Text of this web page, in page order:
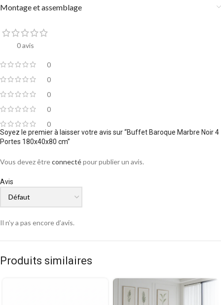
Montage et assemblage
0 avis
0
0
0
0
0
Avis
Il n’y a pas encore d’avis.
Soyez le premier à laisser votre avis sur “Buffet Baroque Marbre Noir 4
Portes 180x40x80 cm”
Vous devez êtreconnectépour publier un avis.
Produits similaires